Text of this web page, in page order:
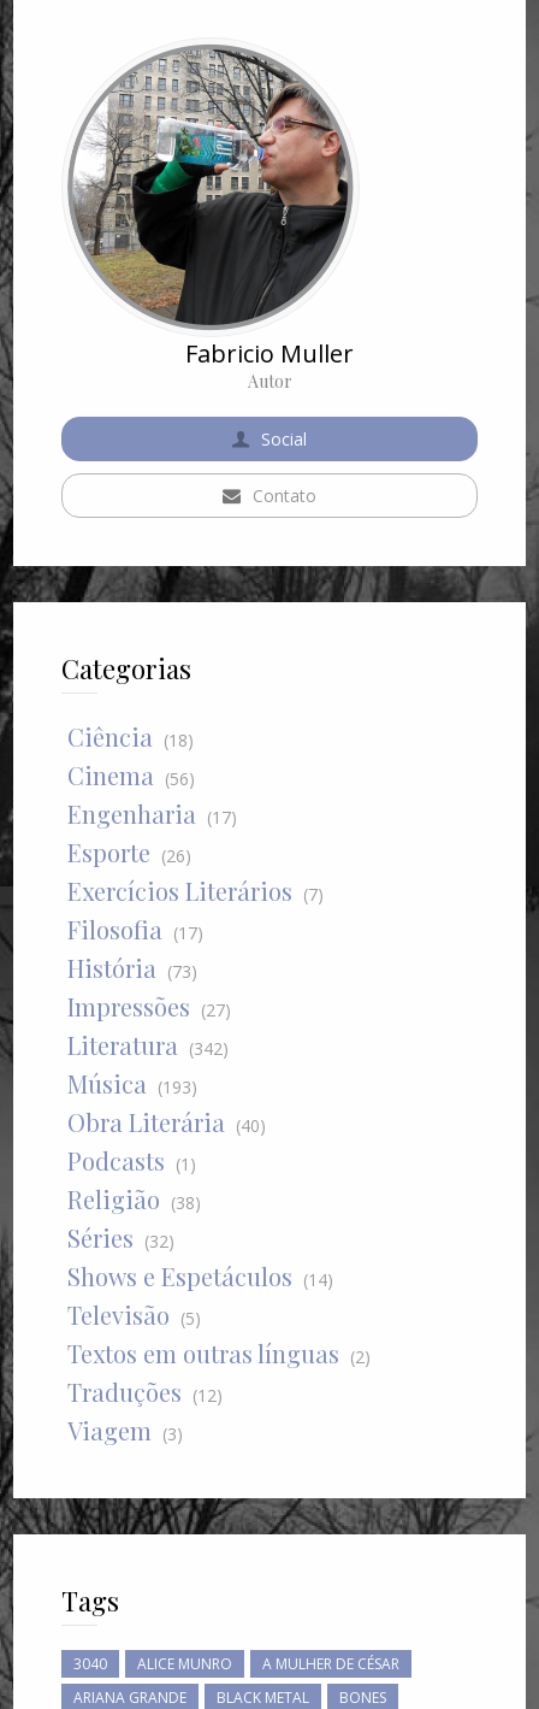
Fabricio Muller
Autor
Social
Contato
Categorias
Ciência (18)
Cinema (56)
Engenharia (17)
Esporte (26)
Exercícios Literários (7)
Filosofia (17)
História (73)
Impressões (27)
Literatura (342)
Música (193)
Obra Literária (40)
Podcasts (1)
Religião (38)
Séries (32)
Shows e Espetáculos (14)
Televisão (5)
Textos em outras línguas (2)
Traduções (12)
Viagem (3)
Tags
3040 ALICE MUNRO
A MULHER DE CÉSAR
ARIANA GRANDE
BLACK METAL
BONES